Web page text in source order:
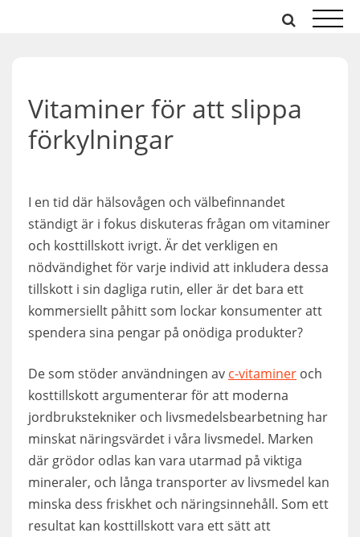
Vitaminer för att slippa
förkylningar
I en tid där hälsovågen och välbefinnandet
ständigt är i fokus diskuteras frågan om vitaminer
och kosttillskott ivrigt. Är det verkligen en
nödvändighet för varje individ att inkludera dessa
tillskott i sin dagliga rutin, eller är det bara ett
kommersiellt påhitt som lockar konsumenter att
spendera sina pengar på onödiga produkter?
De som stöder användningen av c-vitaminer och
kosttillskott argumenterar för att moderna
jordbrukstekniker och livsmedelsbearbetning har
minskat näringsvärdet i våra livsmedel. Marken
där grödor odlas kan vara utarmad på viktiga
mineraler, och långa transporter av livsmedel kan
minska dess friskhet och näringsinnehåll. Som ett
resultat kan kosttillskott vara ett sätt att